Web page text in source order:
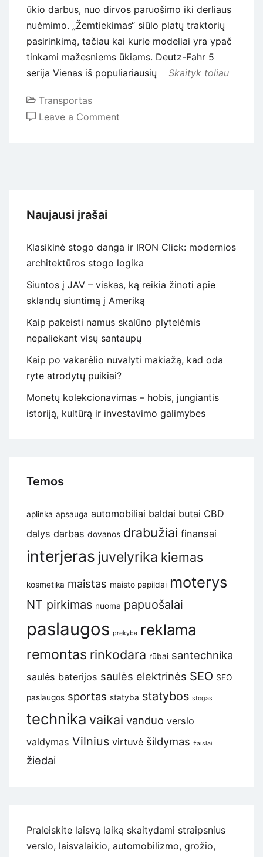
ūkio darbus, nuo dirvos paruošimo iki derliaus
nuėmimo. „Žemtiekimas“ siūlo platų traktorių
pasirinkimą, tačiau kai kurie modeliai yra ypač
tinkami mažesniems ūkiams. Deutz-Fahr 5
serija Vienas iš populiariausių
Skaityk toliau
Transportas
Leave a Comment
Naujausi įrašai
Klasikinė stogo danga ir IRON Click: modernios
architektūros stogo logika
Siuntos į JAV – viskas, ką reikia žinoti apie
sklandų siuntimą į Ameriką
Kaip pakeisti namus skalūno plytelėmis
nepaliekant visų santaupų
Kaip po vakarėlio nuvalyti makiažą, kad oda
ryte atrodytų puikiai?
Monetų kolekcionavimas – hobis, jungiantis
istoriją, kultūrą ir investavimo galimybes
Temos
aplinka apsauga automobiliai baldai butai CBD
dalys darbas dovanos drabužiai finansai
interjeras juvelyrika kiemas
kosmetika maistas maisto papildai moterys
NT pirkimas nuoma papuošalai
paslaugos prekyba reklama
remontas rinkodara rūbai santechnika
saulės baterijos saulės elektrinės SEO SEO
paslaugos sportas statyba statybos stogas
technika vaikai vanduo verslo
valdymas Vilnius virtuvė šildymas žaislai
žiedai
Praleiskite laisvą laiką skaitydami straipsnius
verslo, laisvalaikio, automobilizmo, grožio,